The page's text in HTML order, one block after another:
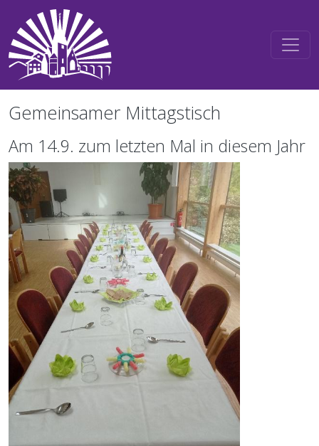
Direkt zum Inhalt
Gemeinsamer Mittagstisch
Am 14.9. zum letzten Mal in diesem Jahr